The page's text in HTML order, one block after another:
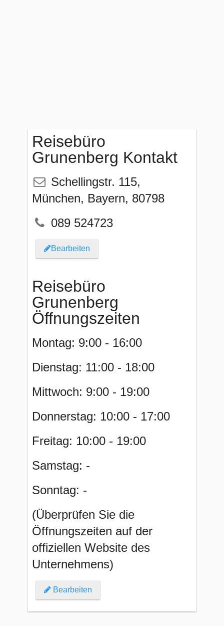
Reisebüro
Grunenberg Kontakt
Schellingstr. 115,
München, Bayern, 80798
089 524723
Bearbeiten
Reisebüro
Grunenberg
Öffnungszeiten
Montag: 9:00 - 16:00
Dienstag: 11:00 - 18:00
Mittwoch: 9:00 - 19:00
Donnerstag: 10:00 - 17:00
Freitag: 10:00 - 19:00
Samstag: -
Sonntag: -
(Überprüfen Sie die
Öffnungszeiten auf der
offiziellen Website des
Unternehmens)
Bearbeiten